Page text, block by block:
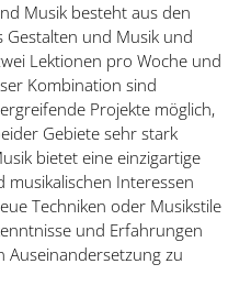
Musik besteht aus den
Gestalten und Musik und
Lektionen pro Woche und
Kombination sind
Projekte möglich,
Gebiete sehr stark
bietet eine einzigartige
musikalischen Interessen
Techniken oder Musikstile
und Erfahrungen
Auseinandersetzung zu